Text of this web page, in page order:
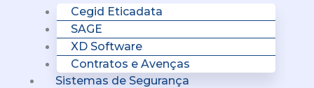
Cegid Eticadata
SAGE
XD Software
Contratos e Avenças
Sistemas de Segurança